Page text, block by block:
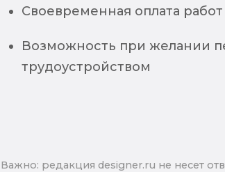
Своевременная оплата работ
Возможность при желании
трудоустройством
Важно: pедакция designer.ru не несет